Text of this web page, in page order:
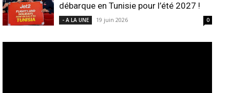
débarque en Tunisie pour l’été 2027 !
- A LA UNE 19 juin 2026 0